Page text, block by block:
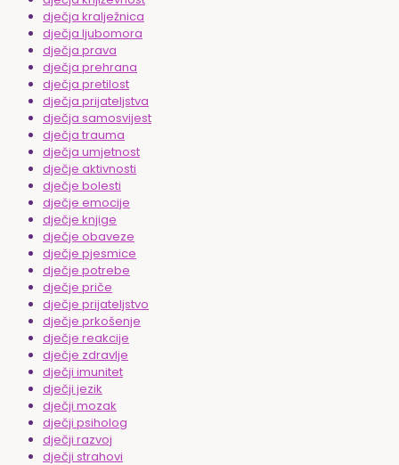
dječja kralježnica
dječja ljubomora
dječja prava
dječja prehrana
dječja pretilost
dječja prijateljstva
dječja samosvijest
dječja trauma
dječja umjetnost
dječje aktivnosti
dječje bolesti
dječje emocije
dječje knjige
dječje obaveze
dječje pjesmice
dječje potrebe
dječje priče
dječje prijateljstvo
dječje prkošenje
dječje reakcije
dječje zdravlje
dječji imunitet
dječji jezik
dječji mozak
dječji psiholog
dječji razvoj
dječji strahovi